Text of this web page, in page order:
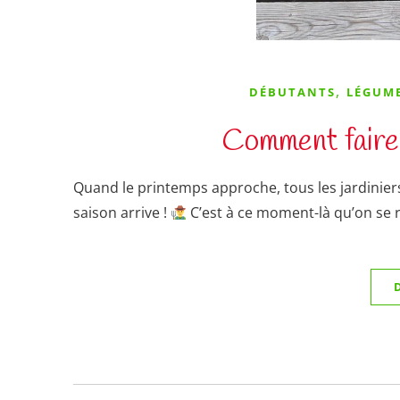
DÉBUTANTS,
Comment
Quand le printemps approche, tous les
saison arrive !
C’est à ce moment-là qu’on